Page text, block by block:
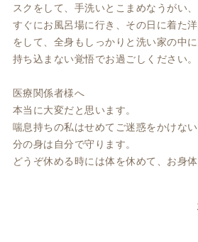
スクをして、手洗いとこまめなうがい
すぐにお風呂場に行き、その日に着た
をして、全身もしっかりと洗い家の中
持ち込まない覚悟でお過ごしください。
医療関係者様へ
本当に大変だと思います。
喘息持ちの私はせめてご迷惑をかけな
分の身は自分で守ります。
どうぞ休める時には体を休めて、お身体